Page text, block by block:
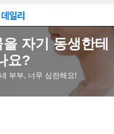
자기 동생한
요?
부부, 너무 심란해요!
등이 발생했습니다.
립이 이어졌습니다.
줘버렸다는 사실을 고백했습니
해야 할지 고민하고 있습니다.